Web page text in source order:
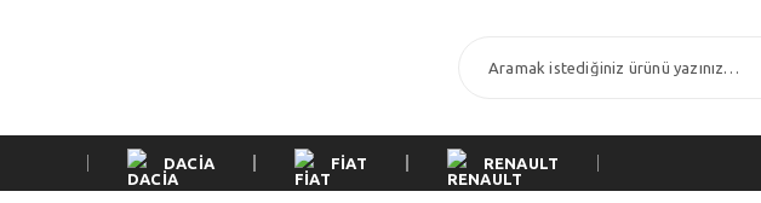
DACİA FİAT RENAULT